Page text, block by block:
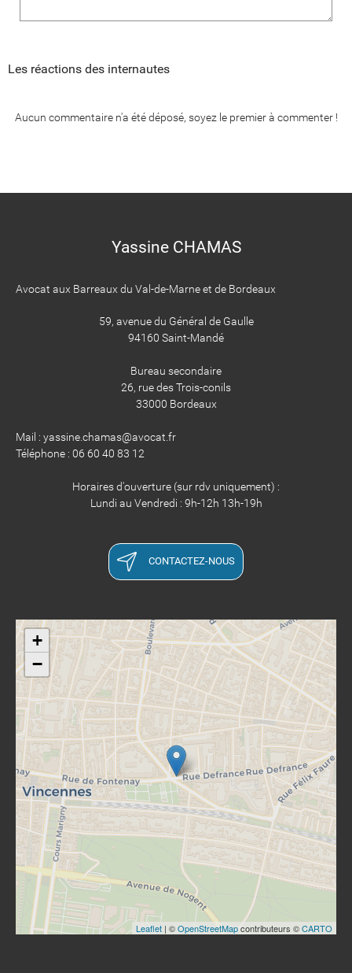
Les réactions des internautes
Aucun commentaire n'a été déposé, soyez le premier à commenter !
Yassine CHAMAS
Avocat aux Barreaux du Val-de-Marne et de Bordeaux
59, avenue du Général de Gaulle
94160 Saint-Mandé
Bureau secondaire
26, rue des Trois-conils
33000 Bordeaux
Mail : yassine.chamas@avocat.fr
Téléphone : 06 60 40 83 12
Horaires d'ouverture (sur rdv uniquement) :
Lundi au Vendredi : 9h-12h 13h-19h
CONTACTEZ-NOUS
+
−
Leaflet | ©OpenStreetMapcontributeurs ©CARTO